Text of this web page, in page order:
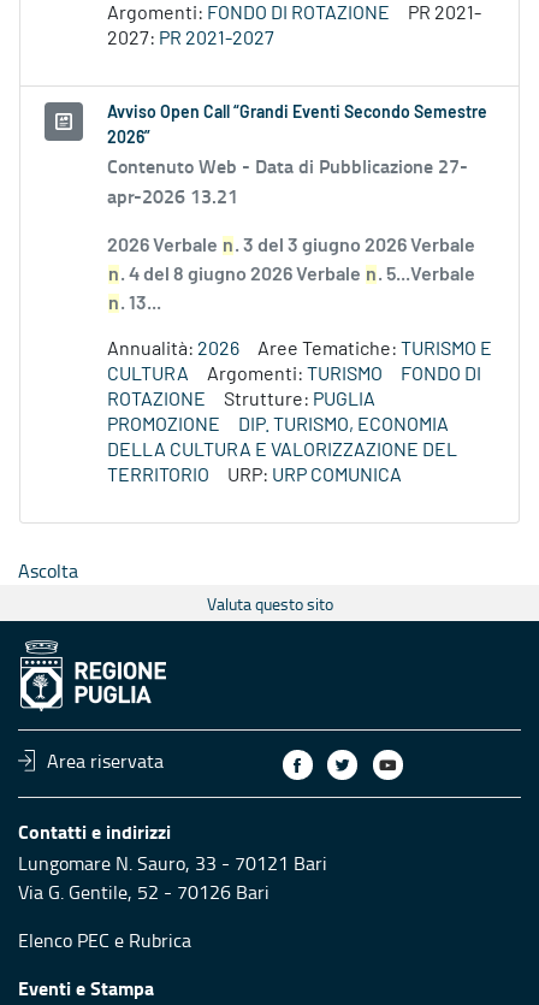
Argomenti: FONDO DI ROTAZIONE
PR 2021-
2027: PR 2021-2027
Avviso Open Call “Grandi Eventi Secondo Semestre
2026”
Contenuto Web - Data di Pubblicazione 27-
apr-2026 13.21
2026 Verbale n. 3 del 3 giugno 2026 Verbale
n. 4 del 8 giugno 2026 Verbale n. 5...Verbale
n. 13...
Annualità: 2026 Aree Tematiche: TURISMO E
CULTURA
Argomenti: TURISMO
FONDO DI
ROTAZIONE
Strutture: PUGLIA
PROMOZIONE
DIP. TURISMO, ECONOMIA
DELLA CULTURA E VALORIZZAZIONE DEL
TERRITORIO
URP: URP COMUNICA
Ascolta
Valuta questo sito
Area riservata
Contatti e indirizzi
Lungomare N. Sauro, 33 - 70121 Bari
Via G. Gentile, 52 - 70126 Bari
Elenco PEC e Rubrica
Eventi e Stampa